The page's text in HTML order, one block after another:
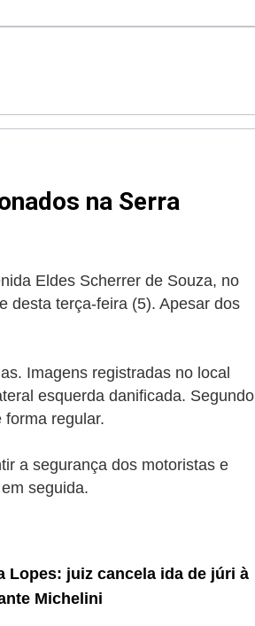
na Serra
Eldes Scherrer de Souza, no
desta terça-feira (5). Apesar dos
Imagens registradas no local
esquerda danificada. Segundo
regular.
a segurança dos motoristas e
seguida.
Lopes: juiz cancela ida de júri à
Michelini